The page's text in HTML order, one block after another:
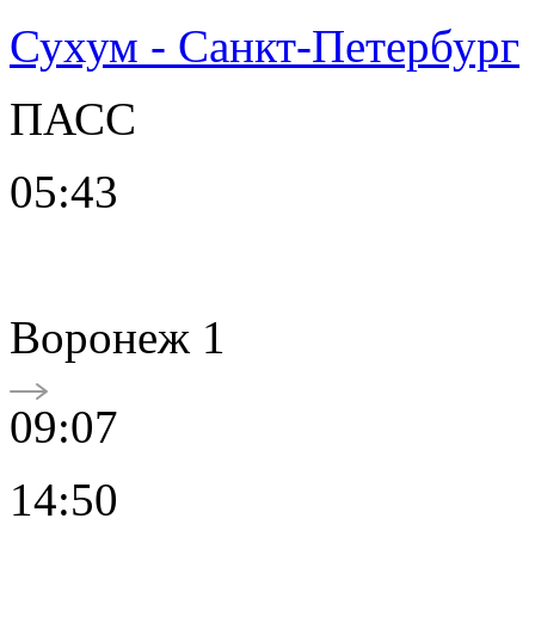
Сухум - Санкт-Петербург
ПАСС
05:43
Воронеж 1
09:07
14:50